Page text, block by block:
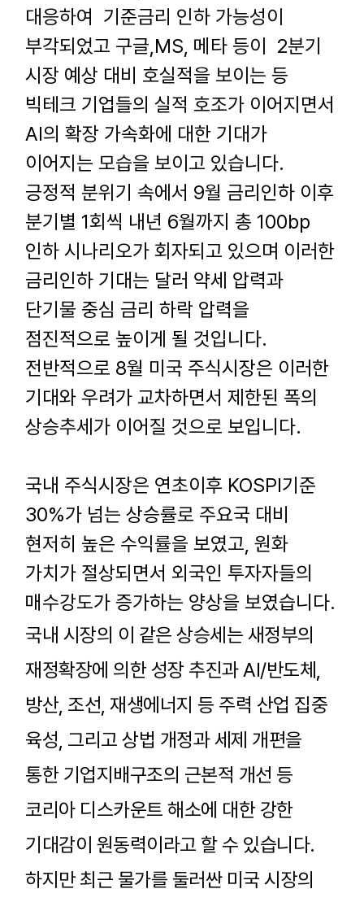
대응하여 기준금리 인하 가능성이
부각되었고 구글,MS, 메타 등이 2분기
시장 예상 대비 호실적을 보이는 등
빅테크 기업들의 실적 호조가 이어지면서
AI의 확장 가속화에 대한 기대가
이어지는 모습을 보이고 있습니다.
긍정적 분위기 속에서 9월 금리인하 이후
분기별 1회씩 내년 6월까지 총 100bp
인하 시나리오가 회자되고 있으며 이러한
금리인하 기대는 달러 약세 압력과
단기물 중심 금리 하락 압력을
점진적으로 높이게 될 것입니다.
전반적으로 8월 미국 주식시장은 이러한
기대와 우려가 교차하면서 제한된 폭의
상승추세가 이어질 것으로 보입니다.
국내 주식시장은 연초이후 KOSPI기준
30%가 넘는 상승률로 주요국 대비
현저히 높은 수익률을 보였고, 원화
가치가 절상되면서 외국인 투자자들의
매수강도가 증가하는 양상을 보였습니다.
국내 시장의 이 같은 상승세는 새정부의
재정확장에 의한 성장 추진과AI/반도체 ,
방산, 조선,재생에너지 등 주력 산업 집중
육성, 그리고 상법 개정과 세제 개편을
통한 기업지배구조의 근본적 개선 등
코리아 디스카운트 해소에 대한 강한
기대감이 원동력이라고 할 수 있습니다.
하지만 최근 물가를 둘러싼 미국 시장의